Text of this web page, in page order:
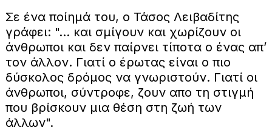
Σε ένα ποίημά του, ο Τάσος Λειβαδίτης
γράφει: "... και σμίγουν και χωρίζουν οι
άνθρωποι και δεν παίρνει τίποτα ο ένας απ’
τον άλλον. Γιατί ο έρωτας είναι ο πιο
δύσκολος δρόμος να γνωριστούν. Γιατί οι
άνθρωποι, σύντροφε, ζουν απο τη στιγμή
που βρίσκουν μια θέση στη ζωή των
άλλων".